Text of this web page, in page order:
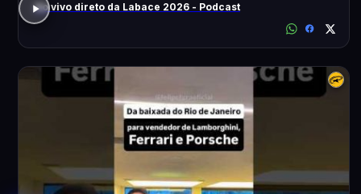
Ao vivo direto da Labace 2026 - Podcast